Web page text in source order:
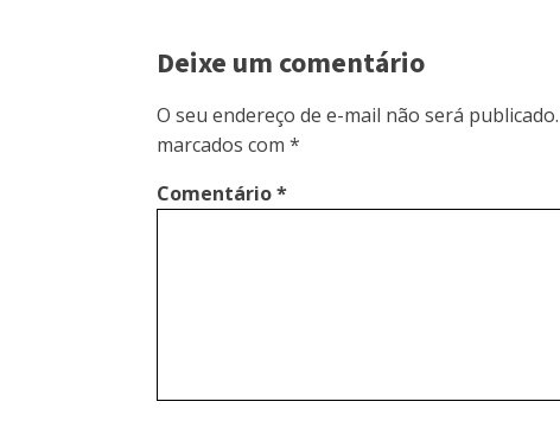
Deixe um comentário
O seu endereço de e-mail não será publicado.
marcados com *
Comentário*